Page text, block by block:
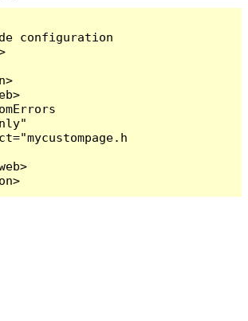
configuration